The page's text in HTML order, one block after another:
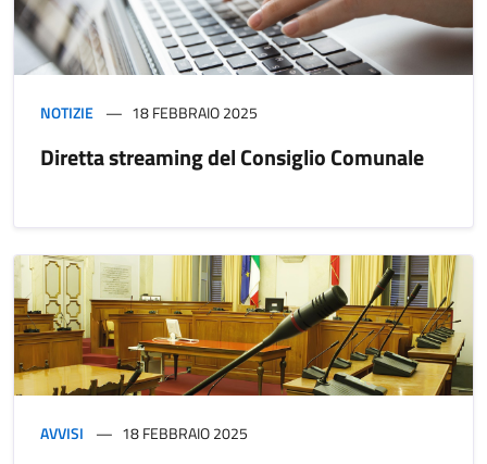
NOTIZIE 18 FEBBRAIO 2025
Diretta streaming del Consiglio Comunale
AVVISI 18 FEBBRAIO 2025